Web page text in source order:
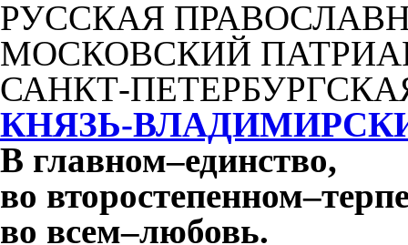
РУССКАЯ
МОСКОВСКИЙ
САНКТ-
КНЯЗЬ-
В главном–единство,
во второстепенном–
во всем–любовь.